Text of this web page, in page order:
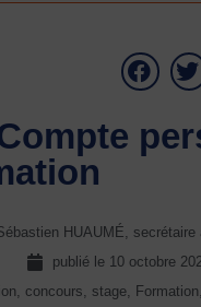
HUAUMÉ, secrétaire
publié le 10 octobre
concours, stage,